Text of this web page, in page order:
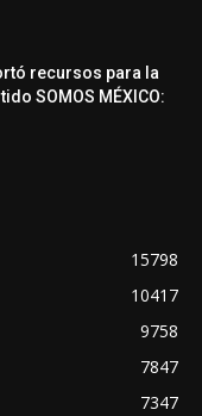
recursos para la
SOMOS MÉXICO:
15798
10417
9758
7847
7347